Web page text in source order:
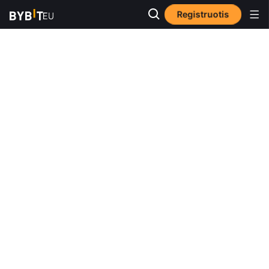
Registruotis